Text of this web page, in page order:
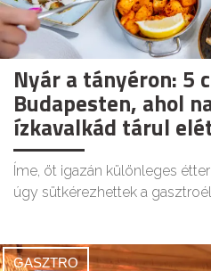
Nyár a tányéron: 5
Budapesten, ahol
ízkavalkád tárul
Íme, öt igazán különleges
úgy sütkérezhettek a
GASZTRO